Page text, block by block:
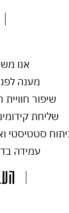
אנו
מענה
שיפור
שליחת
סטטיסטי
עמידה